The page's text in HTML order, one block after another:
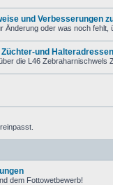
und Verbesserungen
Änderung oder was noch
und Halteradressen
die L46 Zebraharnischwels
dem Fottowetbewerb!